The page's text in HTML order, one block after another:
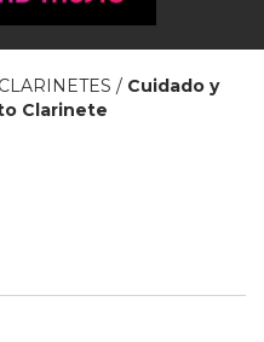
CLARINETES / Cuidado y
Clarinete